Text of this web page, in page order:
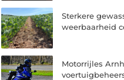
Sterkere
weerbaarheid
Motorrijles